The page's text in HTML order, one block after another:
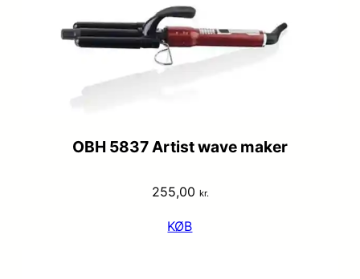
OBH 5837 Artist wave maker
255,00 kr.
KØB